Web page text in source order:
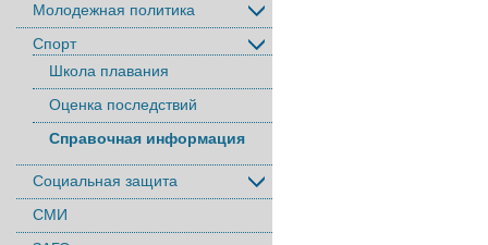
Молодежная политика
Спорт
Школа плавания
Оценка последствий
Справочная информация
Социальная защита
СМИ